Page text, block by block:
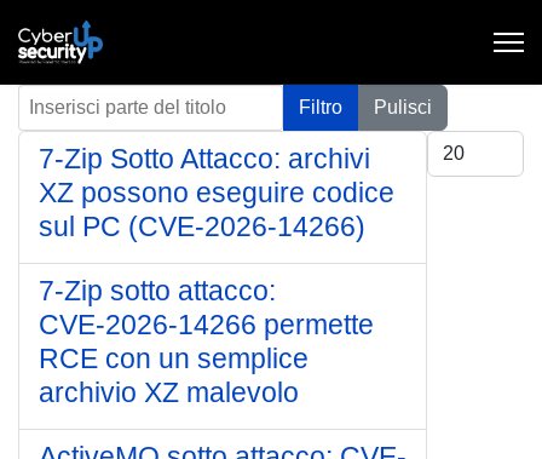
Inserisci parte del titolo Filtro
Pulisci
Visualizza #
7-Zip Sotto Attacco: archivi
XZ possono eseguire codice
sul PC (CVE-2026-14266)
7‑Zip sotto attacco:
CVE‑2026‑14266 permette
RCE con un semplice
archivio XZ malevolo